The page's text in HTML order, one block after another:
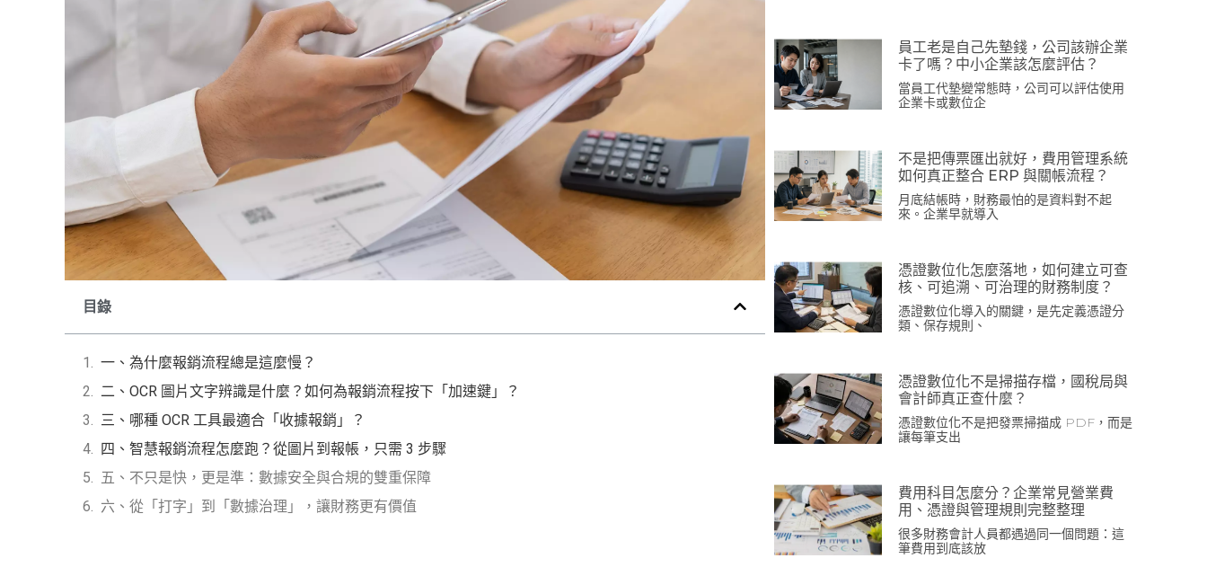
目錄
一、為什麼報銷流程總是這麼慢？
二、OCR 圖片文字辨識是什麼？如何為報銷流程按下「加速鍵」？
三、哪種 OCR 工具最適合「收據報銷」？
四、智慧報銷流程怎麼跑？從圖片到報帳，只需 3 步驟
五、不只是快，更是準：數據安全與合規的雙重保障
六、從「打字」到「數據治理」，讓財務更有價值
員工老是自己先墊錢，公司該辦企業
卡了嗎？中小企業該怎麼評估？
當員工代墊變常態時，公司可以評估使用
企業卡或數位企
不是把傳票匯出就好，費用管理系統
如何真正整合 ERP 與關帳流程？
月底結帳時，財務最怕的是資料對不起
來。企業早就導入
憑證數位化怎麼落地，如何建立可查
核、可追溯、可治理的財務制度？
憑證數位化導入的關鍵，是先定義憑證分
類、保存規則、
憑證數位化不是掃描存檔，國稅局與
會計師真正查什麼？
憑證數位化不是把發票掃描成 PDF，而是
讓每筆支出
費用科目怎麼分？企業常見營業費
用、憑證與管理規則完整整理
很多財務會計人員都遇過同一個問題：這
筆費用到底該放